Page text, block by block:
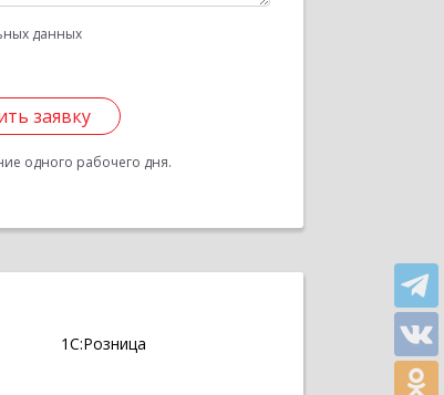
данных
заявку
одного рабочего дня.
1С:Розница